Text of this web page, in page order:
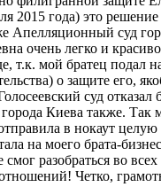
2015 года) это
Апелляционный суд
очень легко и
т.к. мой братец подал
о защите его,
суд отказал
Киева также. Так
в нокаут целую
на моего брата-
разобраться во всех
Четко,